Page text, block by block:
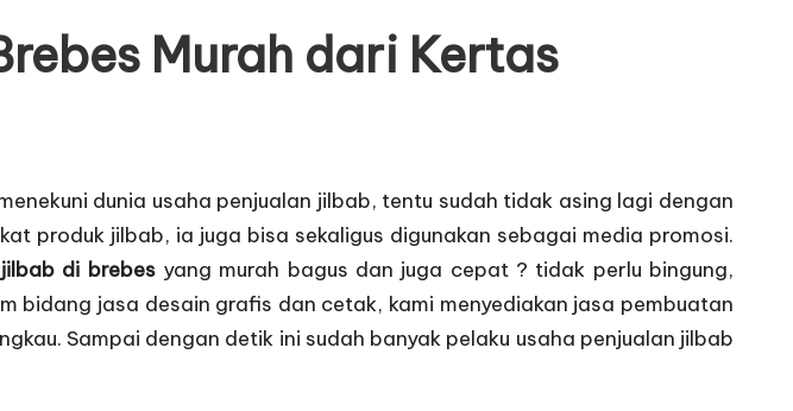
Murah dari Kertas
dunia usaha penjualan jilbab, tentu sudah tidak asing lagi dengan
produk jilbab, ia juga bisa sekaligus digunakan sebagai media promosi.
di brebesyang murah bagus dan juga cepat ? tidak perlu bingung,
bidang jasa desain grafis dan cetak, kami menyediakan jasa pembuatan
Sampai dengan detik ini sudah banyak pelaku usaha penjualan jilbab